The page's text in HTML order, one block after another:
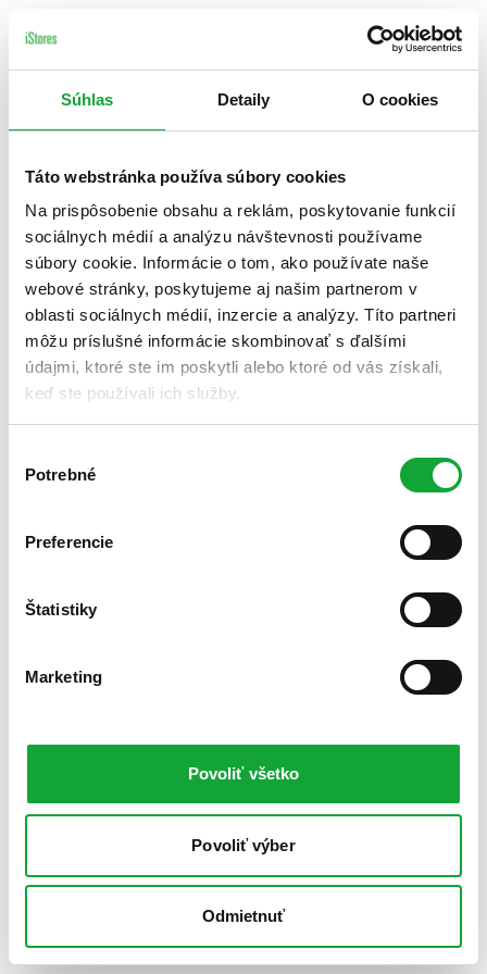
Súhlas Detaily O cookies
Táto webstránka používa súbory cookies
Na prispôsobenie obsahu a reklám, poskytovanie funkcií
sociálnych médií a analýzu návštevnosti používame
súbory cookie. Informácie o tom, ako používate naše
webové stránky, poskytujeme aj našim partnerom v
oblasti sociálnych médií, inzercie a analýzy. Títo partneri
môžu príslušné informácie skombinovať s ďalšími
údajmi, ktoré ste im poskytli alebo ktoré od vás získali,
keď ste používali ich služby.
súhlasu
Potrebné
Preferencie
Štatistiky
Marketing
Povoliť všetko
Povoliť výber
Odmietnuť